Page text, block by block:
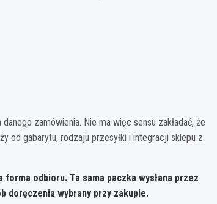
zamówienia. Nie ma więc sensu zakładać, że
od gabarytu, rodzaju przesyłki i integracji sklepu z
forma odbioru. Ta sama paczka wysłana przez
doręczenia wybrany przy zakupie.